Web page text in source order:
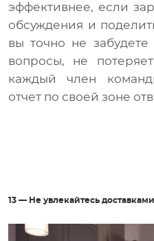
эффективнее, если
обсуждения и
вы точно не
вопросы, не
каждый член
отчет по своей зоне
13 — Не увлекайтесь